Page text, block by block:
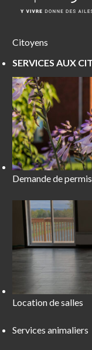
Citoyens
SERVICES AUX
Demande de permis
Location de salles
Services animaliers